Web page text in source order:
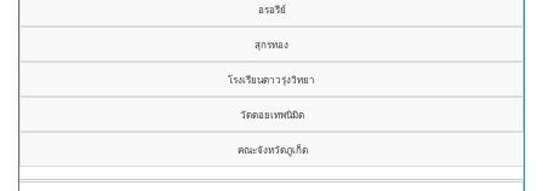
อรอรีย์
สุกรทอง
โรงเรียนดาวรุ่งวิทยา
วัดดอยเทพนิมิต
คณะจังหวัดภูเก็ต